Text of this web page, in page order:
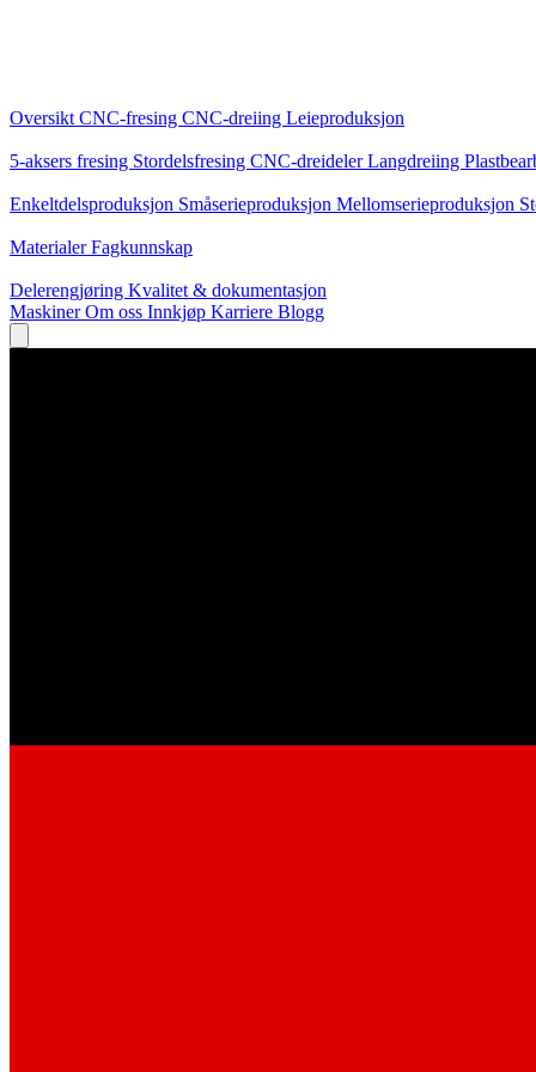
Oversikt CNC-fresing CNC-dreiing Leieproduksjon
5-aksers fresing Stordelsfresing CNC-dreidelerLangdreiing
Enkeltdelsproduksjon Småserieproduksjon Mellomserieproduksjon
MaterialerFagkunnskap
Delerengjøring Kvalitet & dokumentasjon
MaskinerOm oss Innkjøp Karriere Blogg